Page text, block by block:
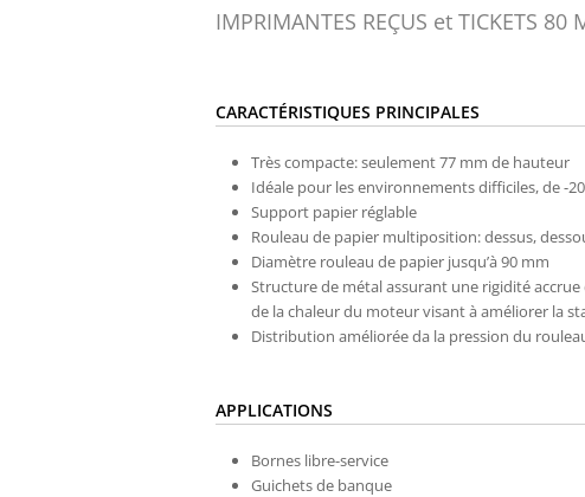
IMPRIMANTES REÇUS et TICKETS 80
CARACTÉRISTIQUES PRINCIPALES
Très compacte: seulement 77 mm de hauteur
Idéale pour les environnements difficiles, de -
Support papier réglable
Rouleau de papier multiposition: dessus,
Diamètre rouleau de papier jusqu’à 90 mm
Structure de métal assurant une rigidité
de la chaleur du moteur visant à améliorer la
Distribution améliorée da la pression du
APPLICATIONS
Bornes libre-service
Guichets de banque